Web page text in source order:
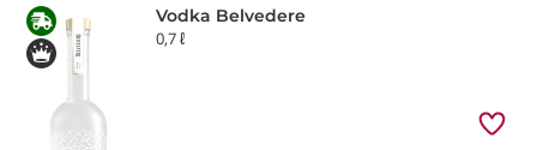
Vodka Belvedere
0,7 ℓ